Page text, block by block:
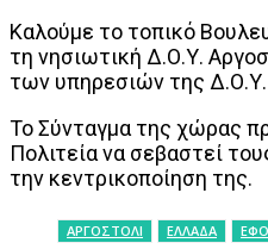
Καλούμε το τοπικό
τη νησιωτική Δ.Ο.Υ.
των υπηρεσιών της Δ.Ο.Υ.
Το Σύνταγμα της χώρας
Πολιτεία να σεβαστεί
την κεντρικοποίηση της.
ΑΡΓΟΣΤΟΛΙ ΕΛΛΑΔΑ